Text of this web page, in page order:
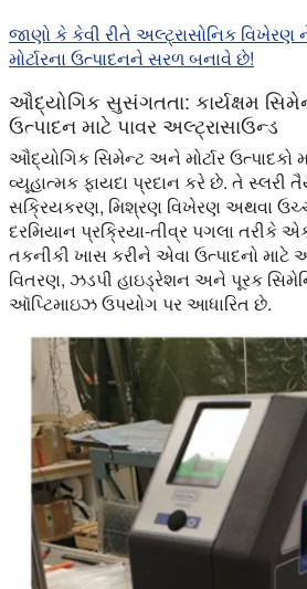
જાણો કે કેવી રીતે અલ્ટ્રાસોનિક વિખેરણ
મોર્ટારના ઉત્પાદનને સરળ બનાવે છે!
ઔદ્યોગિક સુસંગતતા: કાર્યક્ષમ
ઉત્પાદન માટે પાવર અલ્ટ્રાસાઉન્ડ
ઔદ્યોગિક સિમેન્ટ અને મોર્ટાર ઉત્પાદકો
વ્યૂહાત્મક ફાયદા પ્રદાન કરે છે. તે સ્લરી
સક્રિયકરણ, મિશ્રણ વિખેરણ અથવા ઉચ્ચ-
દરમિયાન પ્રક્રિયા-તીવ્ર પગલા તરીકે
તકનીકી ખાસ કરીને એવા ઉત્પાદનો
વિતરણ, ઝડપી હાઇડ્રેશન અને પૂરક
ઑપ્ટિમાઇઝ ઉપયોગ પર આધારિત છે.